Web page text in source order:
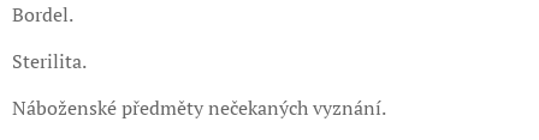
Bordel.
Sterilita.
Náboženské předměty nečekaných vyznání.